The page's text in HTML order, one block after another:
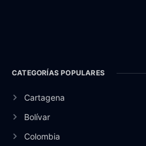
CATEGORÍAS POPULARES
Cartagena
Bolívar
Colombia